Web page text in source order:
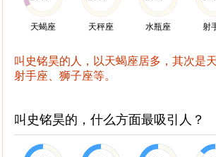
天蝎座 天秤座 水瓶座 射
叫史铭昊的人，以天蝎座居多，其次是
射手座、狮子座等。
叫史铭昊的，什么方面最吸引人？